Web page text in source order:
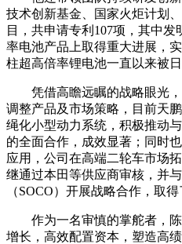
技术创新基金、国家火炬计划
目，共申请专利107项，其中
率电池产品上取得重大进展，
柱超高倍率锂电池一直以来被
凭借高瞻远瞩的战略眼光
调整产品及市场策略，目前天
绳化小型动力系统，积极推动
的全面合作，成效显著；同时
应用，公司在高端二轮车市场
继通过本田等供应商审核，并
（SOCO）开展战略合作，取
作为一名审慎的掌舵者，
增长，高效配置资本，塑造高